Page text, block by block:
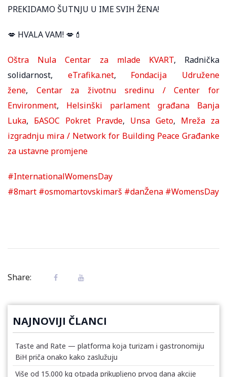
PREKIDAMO ŠUTNJU U IME SVIH ŽENA!
💋 HVALA VAM! 💋💄
Oštra Nula Centar za mlade KVART, Radnička
solidarnost, eTrafika.net, Fondacija Udružene
žene, Centar za životnu sredinu / Center for
Environment, Helsinški parlament građana Banja
Luka, БASOC Pokret Pravde, Unsa Geto, Mreža za
izgradnju mira / Network for Building Peace Građanke
za ustavne promjene
#InternationalWomensDay
#8mart #osmomartovskimarš #danŽena #WomensDay
Share:
NAJNOVIJI ČLANCI
Taste and Rate — platforma koja turizam i gastronomiju
BiH priča onako kako zaslužuju
Više od 15.000 kg otpada prikupljeno prvog dana akcije